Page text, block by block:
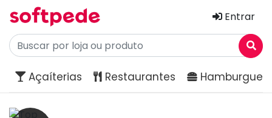
Entrar
Açaíterias Restaurantes